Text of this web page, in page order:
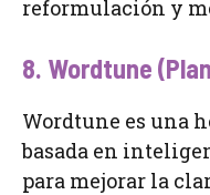
reformulación y
8. Wordtune
Wordtune es una
basada en
para mejorar la